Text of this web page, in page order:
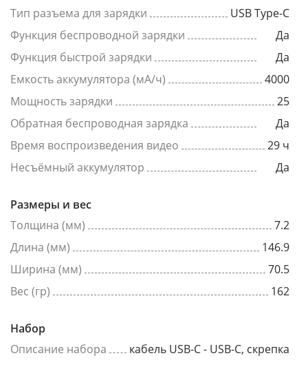
Тип разъема для зарядки
USB Type-C
Функция беспроводной зарядки
Да
Функция быстрой зарядки
Да
Емкость аккумулятора (мА/ч)
4000
Мощность зарядки
25
Обратная беспроводная зарядка
Да
Время воспроизведения видео
29 ч
Несъёмный аккумулятор
Да
Размеры и вес
Толщина (мм)
7.2
Длина (мм)
146.9
Ширина (мм)
70.5
Вес (гр)
162
Набор
Описание набора
кабель USB-C - USB-C, скрепка